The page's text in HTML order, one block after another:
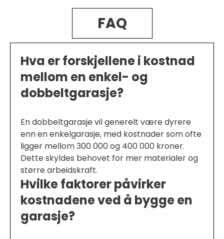
FAQ
Hva er forskjellene i kostnad
mellom en enkel- og
dobbeltgarasje?
En dobbeltgarasje vil generelt være dyrere
enn en enkelgarasje, med kostnader som ofte
ligger mellom 300 000 og 400 000 kroner.
Dette skyldes behovet for mer materialer og
større arbeidskraft.
Hvilke faktorer påvirker
kostnadene ved å bygge en
garasje?